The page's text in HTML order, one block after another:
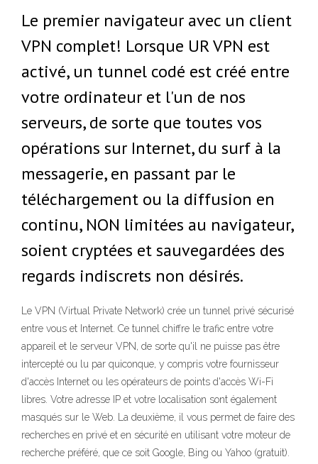
Le premier navigateur avec un client
VPN complet! Lorsque UR VPN est
activé, un tunnel codé est créé entre
votre ordinateur et l'un de nos
serveurs, de sorte que toutes vos
opérations sur Internet, du surf à la
messagerie, en passant par le
téléchargement ou la diffusion en
continu, NON limitées au navigateur,
soient cryptées et sauvegardées des
regards indiscrets non désirés.
Le VPN (Virtual Private Network) crée un tunnel privé sécurisé
entre vous et Internet. Ce tunnel chiffre le trafic entre votre
appareil et le serveur VPN, de sorte qu'il ne puisse pas être
intercepté ou lu par quiconque, y compris votre fournisseur
d'accès Internet ou les opérateurs de points d'accès Wi-Fi
libres. Votre adresse IP et votre localisation sont également
masqués sur le Web. La deuxième, il vous permet de faire des
recherches en privé et en sécurité en utilisant votre moteur de
recherche préféré, que ce soit Google, Bing ou Yahoo (gratuit).